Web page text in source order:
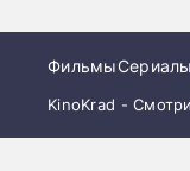
ФильмыСериалы
KinoKrad -